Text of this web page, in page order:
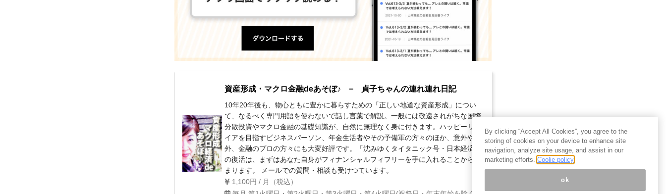
資産形成・マクロ金融deあそぼ♪ − 貞子ちゃんの連れ連れ日記
10年20年後も、物心ともに豊かに暮らすための「正しい地道な資産形成」につい
て、なるべく専門用語を使わないで話し言葉で解説。一般には敬遠されがちな国際
分散投資やマクロ金融の基礎知識が、自然に無理なく身に付きます。ハッピーリタ
イアを目指すビジネスパーソン、年金生活者やその予備軍の方々のほか、意外や意
外、金融のプロの方々にも大変好評です。「沈みゆくタイタニック号・日本経済」
の復活は、まずはあなた自身がフィナンシャルフィフリーを手に入れることから始
まります。 メールでの質問・相談も受けつています。
1,100円 / 月（税込）
By clicking “Accept All Cookies”, you agree to the
storing of cookies on your device to enhance site
navigation, analyze site usage, and assist in our
marketing efforts. Coolie policy
ok